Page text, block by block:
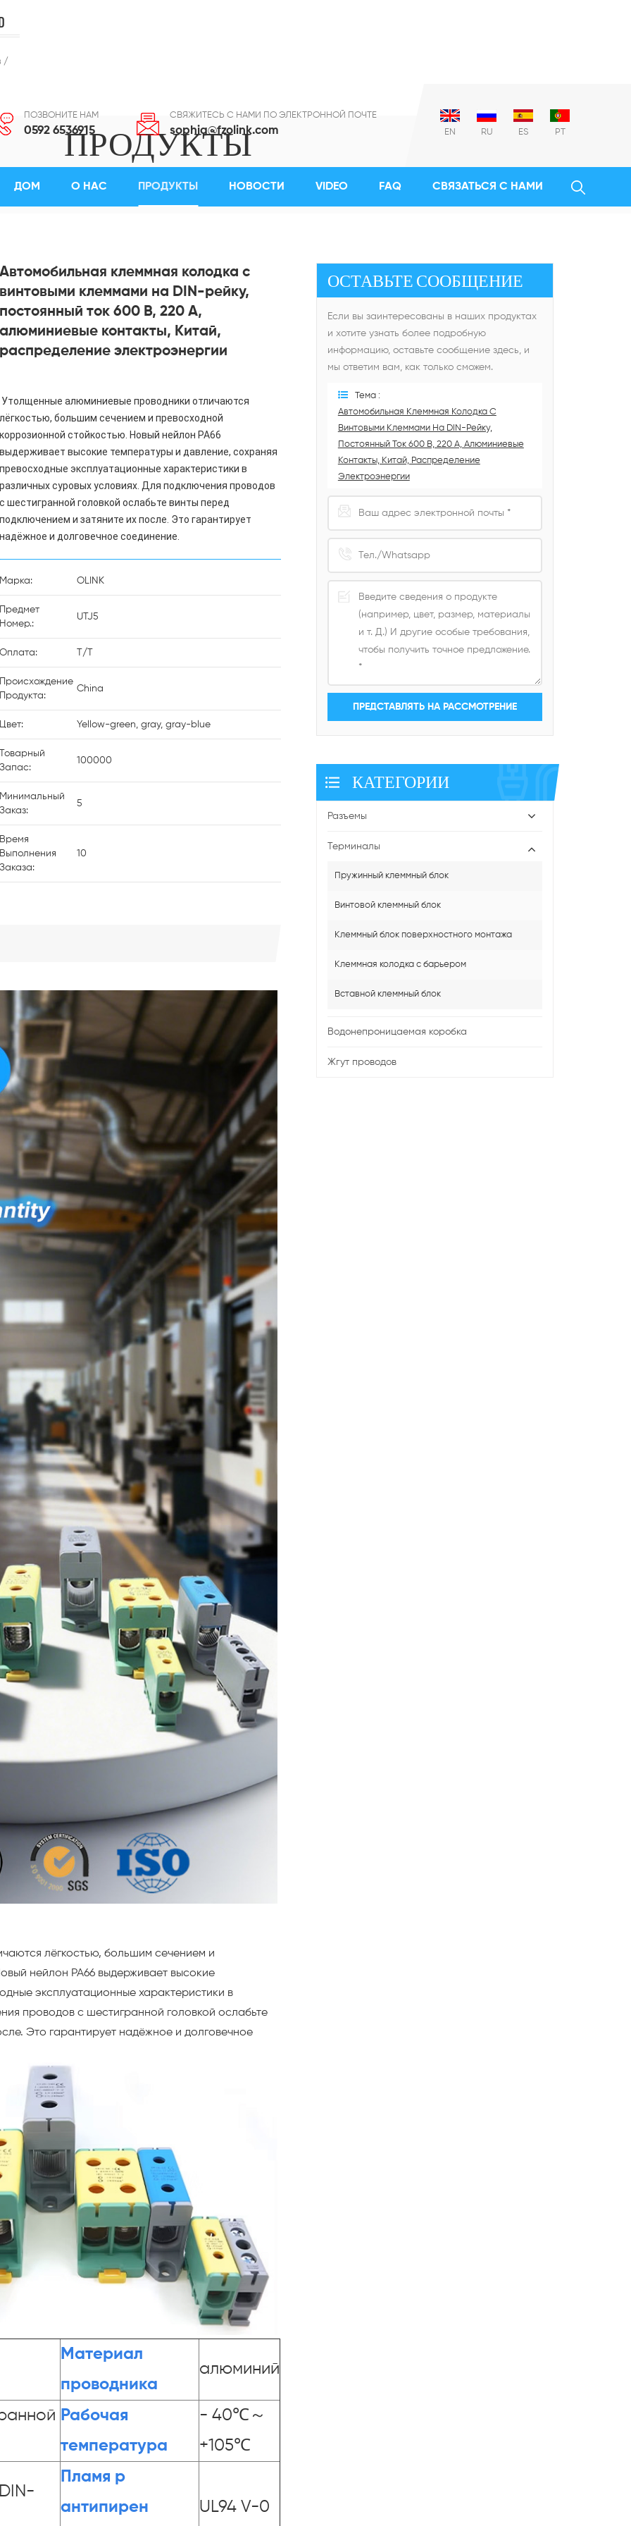
/
EN RU ES PT
ПОЗВОНИТЕ НАМ
0592 6536915
СВЯЖИТЕСЬ С НАМИ ПО ЭЛЕКТРОННОЙ ПОЧТЕ
sophia@fzolink.com
ДОМ О НАС ПРОДУКТЫ НОВОСТИ VIDEO FAQ СВЯЗАТЬСЯ С НАМИ
ПРОДУКТЫ
На DIN-Рейку, Постоянный Ток 600 В, 220 А, Алюминиевые Контакты, Китай, Распределение Электроэнергии
Автомобильная клеммная колодка с
винтовыми клеммами на DIN-рейку,
постоянный ток 600 В, 220 А,
алюминиевые контакты, Китай,
распределение электроэнергии
лёгкостью, большим сечением и превосходной
коррозионной стойкостью. Новый нейлон PA66
выдерживает высокие температуры и давление, сохраняя
превосходные эксплуатационные характеристики в
различных суровых условиях. Для подключения проводов
с шестигранной головкой ослабьте винты перед
подключением и затяните их после. Это гарантирует
Марка: OLINK
Предмет
Номер.:
UTJ5
Оплата: T/T
Происхождение
Продукта:
China
Цвет: Yellow-green, gray, gray-blue
Товарный
Запас:
100000
Минимальный
Заказ:
5
Время
Выполнения
Заказа:
10
лёгкостью, большим сечением и
нейлон PA66 выдерживает высокие
эксплуатационные характеристики в
проводов с шестигранной головкой ослабьте
Это гарантирует надёжное и долговечное
Материал
проводника
алюминий
Рабочая
температура
- 40℃～
+105℃
Пламя р
антипирен
UL94 V-0
ОСТАВЬТЕ СООБЩЕНИЕ
Если вы заинтересованы в наших продуктах
и ​​хотите узнать более подробную
информацию, оставьте сообщение здесь, и
мы ответим вам, как только сможем.
Тема :
Автомобильная Клеммная Колодка С
Винтовыми Клеммами На DIN-Рейку,
Постоянный Ток 600 В, 220 А, Алюминиевые
Контакты, Китай, Распределение
Электроэнергии
КАТЕГОРИИ
Разъемы
Терминалы
Пружинный клеммный блок
Винтовой клеммный блок
Клеммный блок поверхностного монтажа
Клеммная колодка с барьером
Вставной клеммный блок
Водонепроницаемая коробка
Жгут проводов